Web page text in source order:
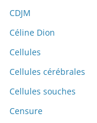
CDJM
Céline Dion
Cellules
Cellules cérébrales
Cellules souches
Censure